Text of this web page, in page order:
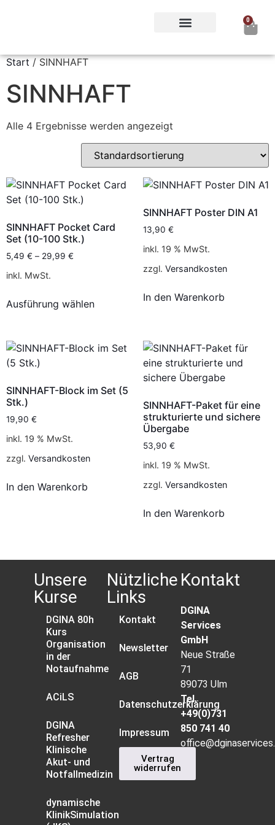
0
Start / SINNHAFT
SINNHAFT
Alle 4 Ergebnisse werden angezeigt
SINNHAFT Pocket Card
Set (10-100 Stk.)
5,49 € – 29,99 €
inkl. MwSt.
Ausführung wählen
SINNHAFT Poster DIN A1
13,90 €
inkl. 19 % MwSt.
zzgl. Versandkosten
In den Warenkorb
SINNHAFT-Block im Set (5
Stk.)
19,90 €
inkl. 19 % MwSt.
zzgl. Versandkosten
In den Warenkorb
SINNHAFT-Paket für eine
strukturierte und sichere
Übergabe
53,90 €
inkl. 19 % MwSt.
zzgl. Versandkosten
In den Warenkorb
Unsere
Kurse
DGINA 80h
Kurs
Organisation
in der
Notaufnahme
ACiLS
DGINA
Refresher
Klinische
Akut- und
Notfallmedizin
dynamische
KlinikSimulation
Nützliche
Links
Kontakt
Newsletter
AGB
Datenschutzerklärung
Impressum
Vertrag
widerrufen
Kontakt
DGINA
Services
GmbH
Neue Straße
71
89073 Ulm
Tel.
+49(0)731
850 741 40